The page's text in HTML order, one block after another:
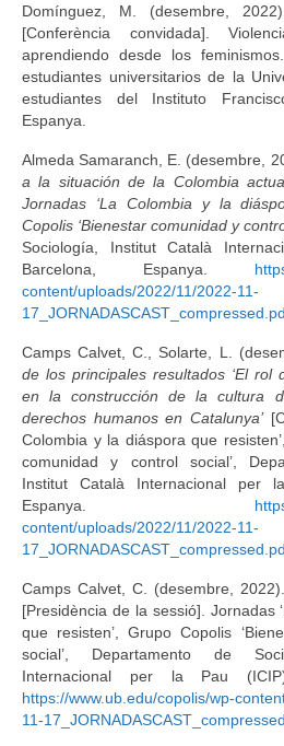
Domínguez, M. (desembre,
[Conferència convidada].
aprendiendo desde los
estudiantes universitarios de la
estudiantes del Instituto
Espanya.
Almeda Samaranch, E. (desembre,
a la situación de la Colombia
Jornadas ‘La Colombia y la
Copolis ‘Bienestar comunidad y
Sociología, Institut Català
Barcelona, Espanya.
content/uploads/2022/11/2022-11-
Camps Calvet, C., Solarte, L.
de los principales resultados ‘El rol
en la construcción de la cultura
derechos humanos en Catalunya’
Colombia y la diáspora que
comunidad y control social’,
Institut Català Internacional per
Espanya.
content/uploads/2022/11/2022-11-
17_JORNADASCAST_compressed.pd
Camps Calvet, C. (desembre,
[Presidència de la sessió]. Jornadas
que resisten’, Grupo Copolis
social’, Departamento de
Internacional per la Pau
https://www.ub.edu/copolis/wp-
11-